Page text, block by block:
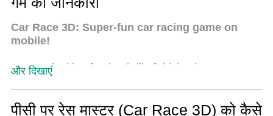
Car Race 3D: Super-fun car racing game on
mobile!
Are you looking for the thrill of driving luxury
raing master in the wackiest, winningest car game?
और दिखाएं
पीसी पर रेस मास्टर (Car Race 3D) को कैसे